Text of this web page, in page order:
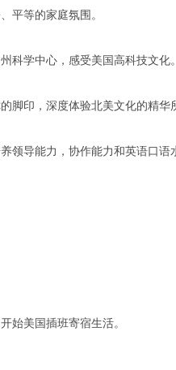
等的家庭氛围。
学中心，感受美国高科技文化。
印，深度体验北美文化的精华
导能力，协作能力和英语口语
美国插班寄宿生活。